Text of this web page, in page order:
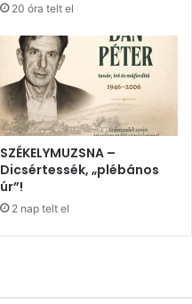
20 óra telt el
SZÉKELYMUZSNA –
Dicsértessék, „plébános
úr”!
2 nap telt el